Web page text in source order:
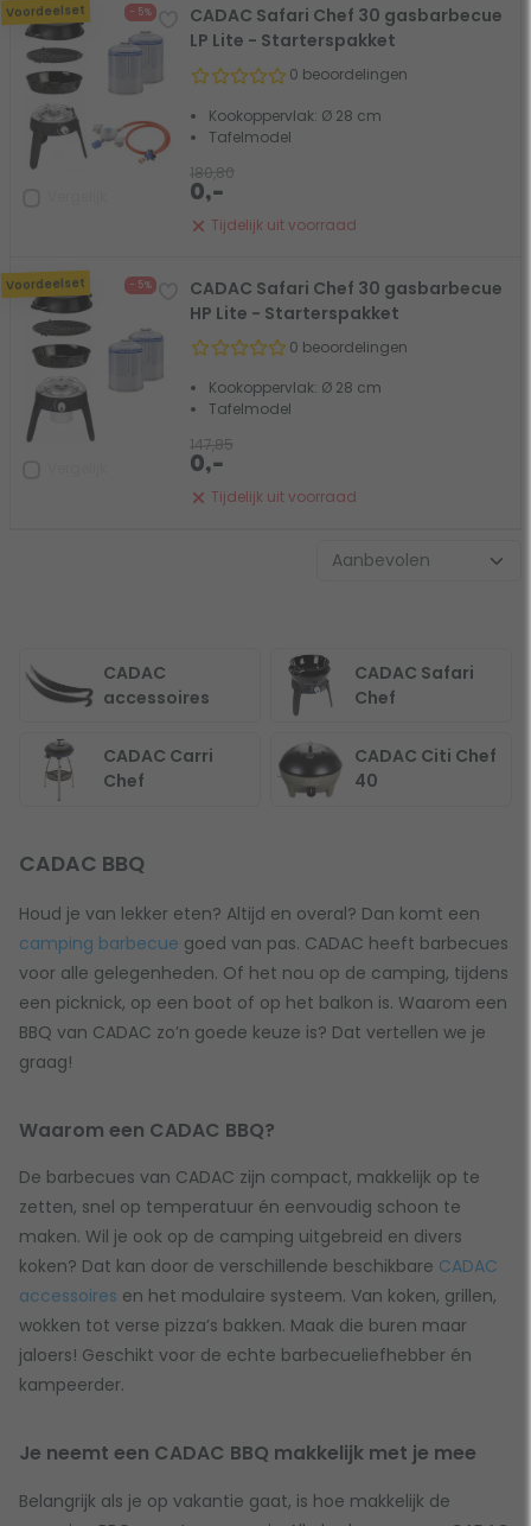
Voordeelset - 5%
CADAC Safari Chef 30 gasbarbecue
LP Lite - Starterspakket
0 beoordelingen
Kookoppervlak: Ø 28 cm
Tafelmodel
Tijdelijk uit voorraad
180,80
0,-
Voordeelset - 5%
CADAC Safari Chef 30 gasbarbecue
HP Lite - Starterspakket
0 beoordelingen
Kookoppervlak: Ø 28 cm
Tafelmodel
Tijdelijk uit voorraad
147,85
0,-
CADAC
accessoires
CADAC Safari
Chef
CADAC Carri
Chef
CADAC Citi Chef
40
CADAC BBQ
Houd je van lekker eten? Altijd en overal? Dan komt een
camping barbecue goed van pas. CADAC heeft barbecues
voor alle gelegenheden. Of het nou op de camping, tijdens
een picknick, op een boot of op het balkon is. Waarom een
BBQ van CADAC zo’n goede keuze is? Dat vertellen we je
graag!
Waarom een CADAC BBQ?
De barbecues van CADAC zijn compact, makkelijk op te
zetten, snel op temperatuur én eenvoudig schoon te
maken. Wil je ook op de camping uitgebreid en divers
koken? Dat kan door de verschillende beschikbare CADAC
accessoires en het modulaire systeem. Van koken, grillen,
wokken tot verse pizza’s bakken. Maak die buren maar
jaloers! Geschikt voor de echte barbecueliefhebber én
kampeerder.
Je neemt een CADAC BBQ makkelijk met je mee
Belangrijk als je op vakantie gaat, is hoe makkelijk de